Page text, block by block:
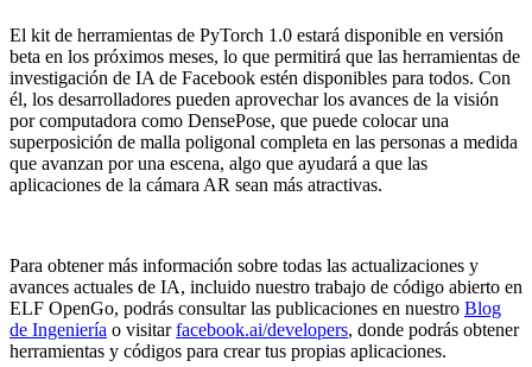
El kit de herramientas de PyTorch 1.0 estará disponible en versión
beta en los próximos meses, lo que permitirá que las herramientas de
investigación de IA de Facebook estén disponibles para todos. Con
él, los desarrolladores pueden aprovechar los avances de la visión
por computadora como DensePose, que puede colocar una
superposición de malla poligonal completa en las personas a medida
que avanzan por una escena, algo que ayudará a que las
aplicaciones de la cámara AR sean más atractivas.
Para obtener más información sobre todas las actualizaciones y
avances actuales de IA, incluido nuestro trabajo de código abierto en
ELF OpenGo, podrás consultar las publicaciones en nuestro Blog
de Ingeniería o visitarfacebook.ai/developers, donde podrás obtener
herramientas y códigos para crear tus propias aplicaciones.